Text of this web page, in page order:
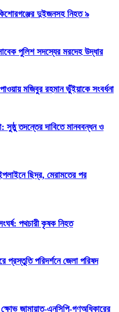
দুইজনসহ নিহত ৯
পুলিশ সদস্যের মরদেহ উদ্ধার
মজিবুর রহমান ভুঁইয়াকে সংবর্ধনা
তদন্তের দাবিতে মানববন্ধন ও
ছিদ্র, মেরামতের পর
পথচারী কৃষক নিহত
প্রস্তুতি পরিদর্শনে জেলা পরিষদ
জামায়াত-এনসিপি-গণঅধিকারের